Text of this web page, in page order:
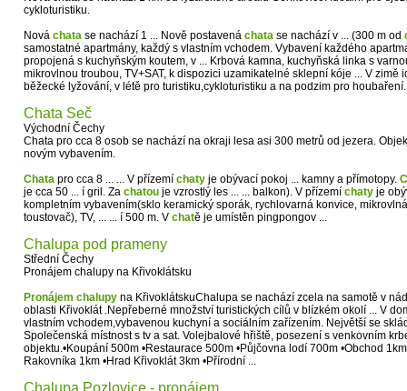
cykloturistiku.
Nová chata se nachází 1 ... Nově postavená chata se nachází v ... (300 m od
samostatné apartmány, každý s vlastním vchodem. Vybavení každého
propojená s kuchyňským koutem, v ... Krbová kamna, kuchyňská linka s
mikrovlnou troubou, TV+SAT, k dispozici uzamikatelné sklepní kóje ... V zimě
běžecké lyžování, v létě pro turistiku,cykloturistiku a na podzim pro
Chata Seč
Východní Čechy
Chata pro cca 8 osob se nachází na okraji lesa asi 300 metrů od jezera.
novým vybavením.
Chata pro cca 8 ... ... V přízemí chaty je obývací pokoj ... kamny a přímotopy.
je cca 50 ... í gril. Za chatou je vzrostlý les ... ... balkon). V přízemí chaty je
kompletním vybavením(sklo keramický sporák, rychlovarná konvice,
toustovač), TV, ... ... í 500 m. V chatě je umístěn pingpongov ...
Chalupa pod prameny
Střední Čechy
Pronájem chalupy na Křivoklátsku
Pronájem chalupy na KřivoklátskuChalupa se nachází zcela na samotě v
oblasti Křivoklát .Nepřeberné množství turistických cílů v blízkém okolí ... V
vlastním vchodem,vybavenou kuchyní a sociálním zařízením. Největší se
Společenská místnost s tv a sat. Volejbalové hřiště, posezení s venkovním
objektu.•Koupání 500m •Restaurace 500m •Půjčovna lodí 700m •Obchod
Rakovníka 1km •Hrad Křivoklát 3km •Přírodní ...
Chalupa Pozlovice - pronájem